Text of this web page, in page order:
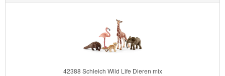
42388 Schleich Wild Life Dieren mix